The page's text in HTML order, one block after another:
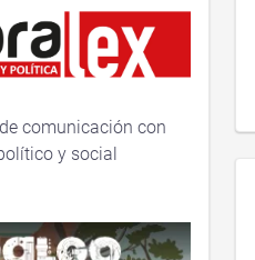
comunicación con
y social